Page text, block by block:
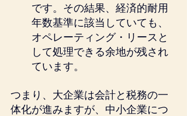
です。その結果、経済的耐用
年数基準に該当していても、
オペレーティング・リースと
して処理できる余地が残され
ています。
つまり、大企業は会計と税務の一
体化が進みますが、中小企業につ